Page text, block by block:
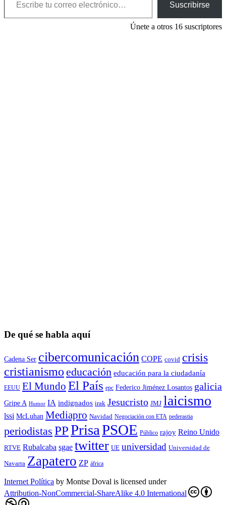
Suscribirse
Únete a otros 16 suscriptores
De qué se habla aquí
Cadena Ser cibercomunicación COPE covid crisis
cristianismo educación educación para la ciudadaní­a
EEUU El Mundo El País epc Federico Jiménez Losantos galicia
Gripe A Humor IA indignados irak Jesucristo JMJ laicismo
lssi McLuhan Mediapro Navidad Negociación con ETA pederastia
periodistas PPPrisaPSOE Público rajoy Reino Unido
RTVE Rubalcaba sgae twitter UE universidad Universidad de
Navarra Zapatero ZP áfrica
Internet Política by Montse Doval is licensed under
Attribution-NonCommercial-ShareAlike 4.0 International